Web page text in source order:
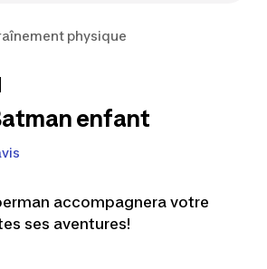
physique
enfant
accompagnera votre
ses aventures!